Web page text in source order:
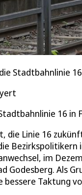
Stadtbahnlinie
16
die Linie 16
im
Godesberg. Als
bessere Taktung